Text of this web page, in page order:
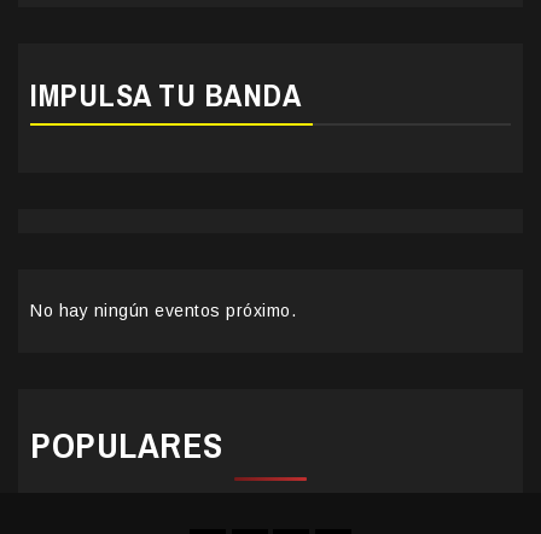
IMPULSA TU BANDA
No hay ningún eventos próximo.
POPULARES